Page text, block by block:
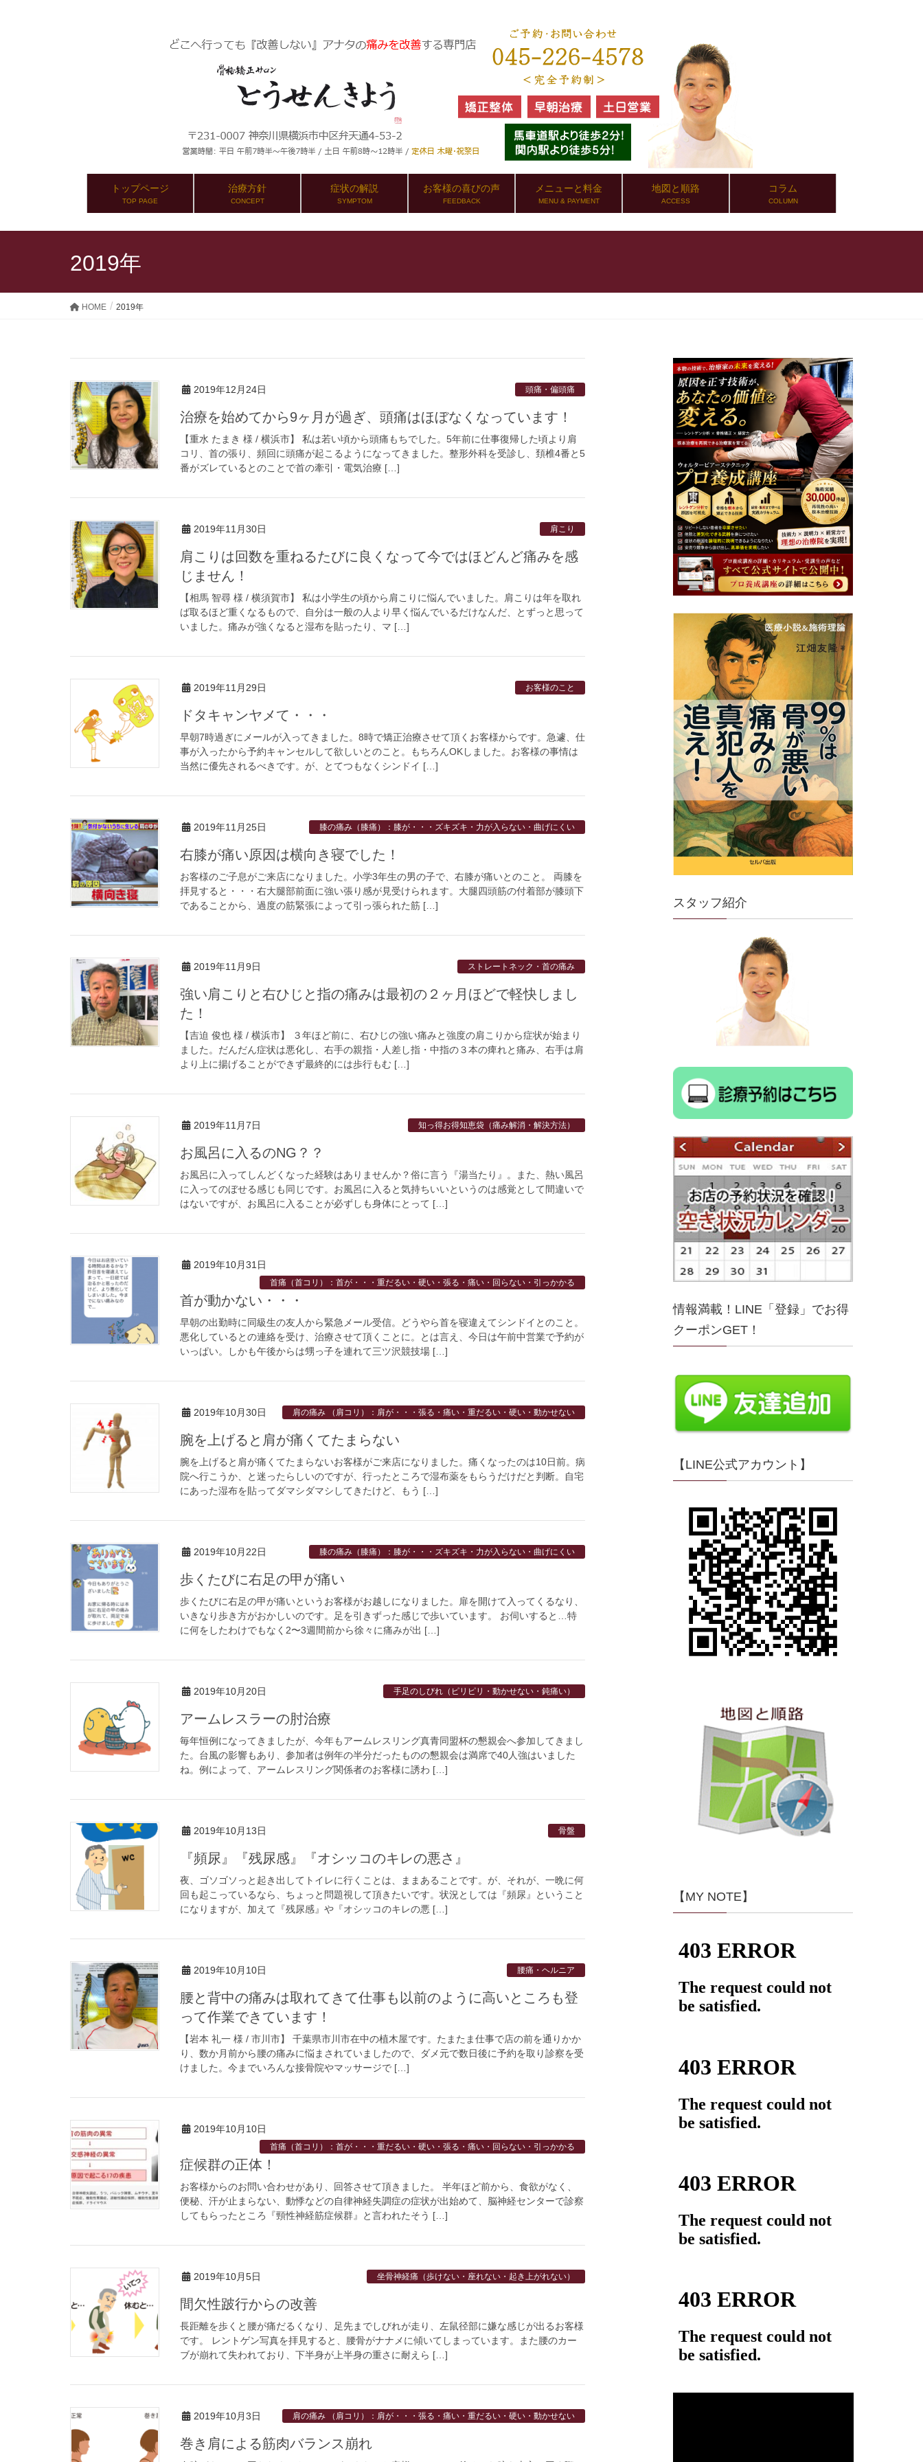
トップページ
TOP PAGE
治療方針
CONCEPT
症状の解説
SYMPTOM
お客様の喜びの声
FEEDBACK
メニューと料金
MENU & PAYMENT
地図と順路
ACCESS
コラム
COLUMN
2019年
HOME 2019年
2019年12月24日 頭痛・偏頭痛
治療を始めてから9ヶ月が過ぎ、頭痛はほぼなくなっています！
【重水 たまき 様 / 横浜市】 私は若い頃から頭痛もちでした。5年前に仕事復帰した頃より肩
コリ、首の張り、頻回に頭痛が起こるようになってきました。整形外科を受診し、頚椎4番と5
番がズレているとのことで首の牽引・電気治療 […]
2019年11月30日 肩こり
肩こりは回数を重ねるたびに良くなって今ではほどんど痛みを感
じません！
【相馬 智尋 様 / 横須賀市】 私は小学生の頃から肩こりに悩んでいました。肩こりは年を取れ
ば取るほど重くなるもので、自分は一般の人より早く悩んでいるだけなんだ、とずっと思って
いました。痛みが強くなると湿布を貼ったり、マ […]
2019年11月29日 お客様のこと
ドタキャンヤメて・・・
早朝7時過ぎにメールが入ってきました。8時で矯正治療させて頂くお客様からです。急遽、仕
事が入ったから予約キャンセルして欲しいとのこと。もちろんOKしました。お客様の事情は
当然に優先されるべきです。が、とてつもなくシンドイ […]
2019年11月25日 膝の痛み（膝痛）：膝が・・・ズキズキ・力が入らない・曲げにくい
右膝が痛い原因は横向き寝でした！
お客様のご子息がご来店になりました。小学3年生の男の子で、右膝が痛いとのこと。 両膝を
拝見すると・・・右大腿部前面に強い張り感が見受けられます。大腿四頭筋の付着部が膝頭下
であることから、過度の筋緊張によって引っ張られた筋 […]
2019年11月9日 ストレートネック・首の痛み
強い肩こりと右ひじと指の痛みは最初の２ヶ月ほどで軽快しまし
た！
【吉迫 俊也 様 / 横浜市】 ３年ほど前に、右ひじの強い痛みと強度の肩こりから症状が始まり
ました。だんだん症状は悪化し、右手の親指・人差し指・中指の３本の痺れと痛み、右手は肩
より上に揚げることができず最終的には歩行もむ […]
2019年11月7日 知っ得お得知恵袋（痛み解消・解決方法）
お風呂に入るのNG？？
お風呂に入ってしんどくなった経験はありませんか？俗に言う『湯当たり』。また、熱い風呂
に入ってのぼせる感じも同じです。お風呂に入ると気持ちいいというのは感覚として間違いで
はないですが、お風呂に入ることが必ずしも身体にとって […]
2019年10月31日
首痛（首コリ）：首が・・・重だるい・硬い・張る・痛い・回らない・引っかかる
首が動かない・・・
早朝の出勤時に同級生の友人から緊急メール受信。どうやら首を寝違えてシンドイとのこと。
悪化しているとの連絡を受け、治療させて頂くことに。とは言え、今日は午前中営業で予約が
いっぱい。しかも午後からは甥っ子を連れて三ツ沢競技場 […]
2019年10月30日 肩の痛み （肩コリ）：肩が・・・張る・痛い・重だるい・硬い・動かせない
腕を上げると肩が痛くてたまらない
腕を上げると肩が痛くてたまらないお客様がご来店になりました。痛くなったのは10日前。病
院へ行こうか、と迷ったらしいのですが、行ったところで湿布薬をもらうだけだと判断。自宅
にあった湿布を貼ってダマシダマシしてきたけど、もう […]
2019年10月22日 膝の痛み（膝痛）：膝が・・・ズキズキ・力が入らない・曲げにくい
歩くたびに右足の甲が痛い
歩くたびに右足の甲が痛いというお客様がお越しになりました。扉を開けて入ってくるなり、
いきなり歩き方がおかしいのです。足を引きずった感じで歩いています。 お伺いすると…特
に何をしたわけでもなく2〜3週間前から徐々に痛みが出 […]
2019年10月20日 手足のしびれ（ピリピリ・動かせない・鈍痛い）
アームレスラーの肘治療
毎年恒例になってきましたが、今年もアームレスリング真青同盟杯の懇親会へ参加してきまし
た。台風の影響もあり、参加者は例年の半分だったものの懇親会は満席で40人強はいました
ね。例によって、アームレスリング関係者のお客様に誘わ […]
2019年10月13日 骨盤
『頻尿』『残尿感』『オシッコのキレの悪さ』
夜、ゴソゴソっと起き出してトイレに行くことは、ままあることです。が、それが、一晩に何
回も起こっているなら、ちょっと問題視して頂きたいです。状況としては『頻尿』ということ
になりますが、加えて『残尿感』や『オシッコのキレの悪 […]
2019年10月10日 腰痛・ヘルニア
腰と背中の痛みは取れてきて仕事も以前のように高いところも登
って作業できています！
【岩本 礼一 様 / 市川市】 千葉県市川市在中の植木屋です。たまたま仕事で店の前を通りかか
り、数か月前から腰の痛みに悩まされていましたので、ダメ元で数日後に予約を取り診察を受
けました。今までいろんな接骨院やマッサージで […]
2019年10月10日
首痛（首コリ）：首が・・・重だるい・硬い・張る・痛い・回らない・引っかかる
症候群の正体！
お客様からのお問い合わせがあり、回答させて頂きました。 半年ほど前から、食欲がなく、
便秘、汗が止まらない、動悸などの自律神経失調症の症状が出始めて、脳神経センターで診察
してもらったところ『頸性神経筋症候群』と言われたそう […]
2019年10月5日 坐骨神経痛（歩けない・座れない・起き上がれない）
間欠性跛行からの改善
長距離を歩くと腰が痛だるくなり、足先までしびれが走り、左鼠径部に嫌な感じが出るお客様
です。 レントゲン写真を拝見すると、腰骨がナナメに傾いてしまっています。また腰のカー
ブが崩れて失われており、下半身が上半身の重さに耐えら […]
2019年10月3日 肩の痛み （肩コリ）：肩が・・・張る・痛い・重だるい・硬い・動かせない
巻き肩による筋肉バランス崩れ
スタッフ紹介
情報満載！LINE「登録」でお得
クーポンGET！
【LINE公式アカウント】
【MY NOTE】